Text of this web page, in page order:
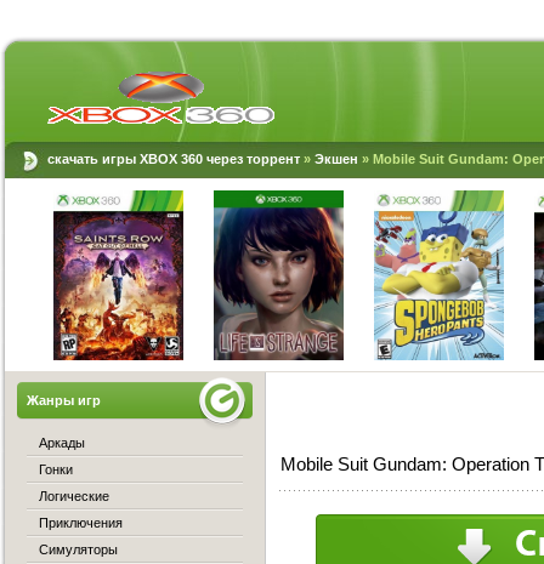
скачать игры XBOX 360 через торрент » Экшен » Mobile Suit Gundam:
Mobile Suit Gundam: Operation
Жанры игр
Аркады
Гонки
Логические
Приключения
Симуляторы